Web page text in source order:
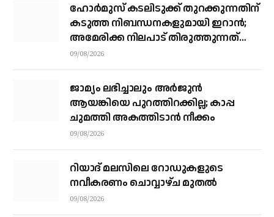
ഹോര്‍മുസ് കടലിടുക്ക് തുറക്കുന്നതിന്
കടുത്ത നിബന്ധനകളുമായി ഇറാന്‍;
അമേരിക്ക നിലപാട് തിരുത്തുന്നത്
വരെ തുറക്കില്ലെന്ന് കൗണ്‍സില്‍
09/08/2026
ജാമ്യം ലഭിച്ചാലും അര്‍ജുന്‍
ആയങ്കിയെ പുറത്തിറക്കില്ല; കാപ്പ
ചുമത്തി അകത്തിടാന്‍ നീക്കം
09/08/2026
റിയാദ് മലസിലെ റോഡുകളുടെ
നവീകരണം ചൊവ്വാഴ്ച മുതല്‍
09/08/2026